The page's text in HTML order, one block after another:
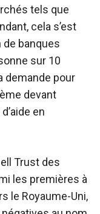
tels que
cela s’est
de banques
sur 10
demande pour
devant
en
Trust des
les premières à
le Royaume-Uni,